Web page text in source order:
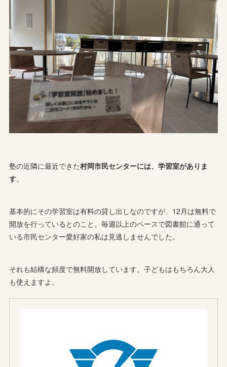
塾の近隣に最近できた村岡市民センターには、学習室がありま
す。
基本的にその学習室は有料の貸し出しなのですが、12月は無料で
開放を行っているとのこと。毎週以上のペースで図書館に通って
いる市民センター愛好家の私は見逃しませんでした。
それも結構な頻度で無料開放しています。子どもはもちろん大人
も使えますよ。